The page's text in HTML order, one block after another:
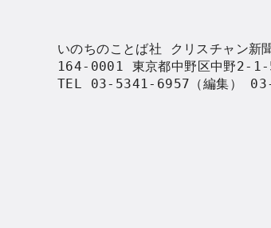
いのちのことば社 クリスチャン新
164-0001 東京都中野区中野2-1-
TEL 03-5341-6957（編集）